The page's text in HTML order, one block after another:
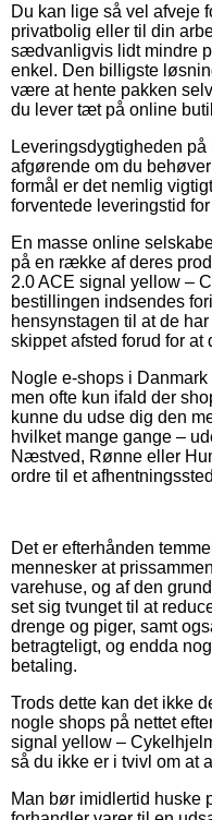
Du kan lige så vel afveje
privatbolig eller til din
sædvanligvis lidt mindre
enkel. Den billigste
være at hente pakken
du lever tæt på online
Leveringsdygtigheden
afgørende om du
formål er det nemlig
forventede leveringstid
En masse online
på en række af deres
2.0 ACE signal yellow –
bestillingen indsendes
hensynstagen til at de
skippet afsted forud for at
Nogle e-shops i
men ofte kun ifald der
kunne du udse dig den
hvilket mange gange –
Næstved, Rønne eller
ordre til et
Det er efterhånden
mennesker at
varehuse, og af den
set sig tvunget til at
drenge og piger, samt
betragteligt, og endda
betaling.
Trods dette kan det ikke
nogle shops på nettet
signal yellow –
så du ikke er i tvivl om at
Man bør imidlertid huske